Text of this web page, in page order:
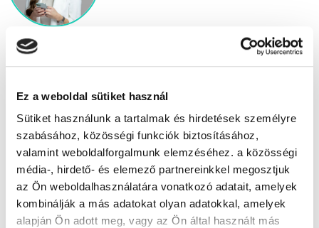
Ez a weboldal sütiket használ
Sütiket használunk a tartalmak és hirdetések személyre
szabásához, közösségi funkciók biztosításához,
valamint weboldalforgalmunk elemzéséhez. a közösségi
média-, hirdető- és elemező partnereinkkel megosztjuk
az Ön weboldalhasználatára vonatkozó adatait, amelyek
kombinálják a más adatokat olyan adatokkal, amelyek
alapján Ön adott meg, vagy az Ön által használt más
" A " csoport
Időtartam:8-10 hónap
Indulás időpontja:2026-09-24
Képzés ára:1 190 000 Ft
egyösszegű befizetés esetén
Vizsgadíj:90 000 Ft
Vizsgadíj várható összege